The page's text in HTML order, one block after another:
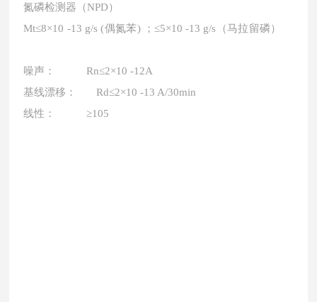
氮磷检测器（NPD）
Mt≤8×10 -13 g/s (偶氮苯) ；≤5×10 -13 g/s（马拉留磷）
噪声： Rn≤2×10 -12A
基线漂移： Rd≤2×10 -13 A/30min
线性： ≥105